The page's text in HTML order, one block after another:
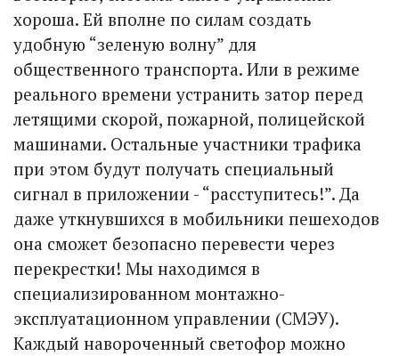
хороша. Ей вполне по силам создать
удобную “зеленую волну” для
общественного транспорта. Или в режиме
реального времени устранить затор перед
летящими скорой, пожарной, полицейской
машинами. Остальные участники трафика
при этом будут получать специальный
сигнал в приложении - “расступитесь!”. Да
даже уткнувшихся в мобильники пешеходов
она сможет безопасно перевести через
перекрестки! Мы находимся в
специализированном монтажно-
эксплуатационном управлении (СМЭУ).
Каждый навороченный светофор можно